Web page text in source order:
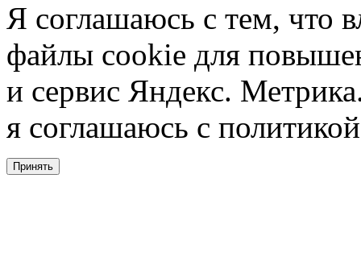
Я соглашаюсь с тем, что
файлы cookie для
и сервис Яндекс.
я соглашаюсь с
Принять